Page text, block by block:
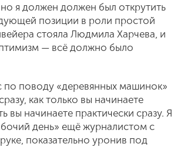
я должен должен был открутить
позиции в роли простой
стояла Людмила Харчева, и
— всё должно было
по поводу «деревянных машинок»
как только вы начинаете
вы начинаете практически сразу. Я
день» ещё журналистом с
показательно уронив под